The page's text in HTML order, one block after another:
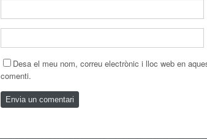
Desa el meu nom, correu electrònic i lloc web en
comenti.